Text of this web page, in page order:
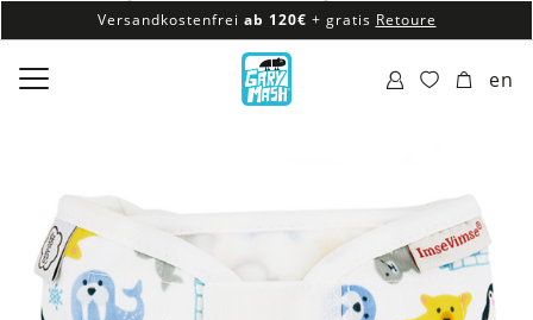
Versandkostenfrei ab 120€ + gratis Retoure
100% veganes & fair produziertes Sortiment
Versandkostenfrei ab 120€
en